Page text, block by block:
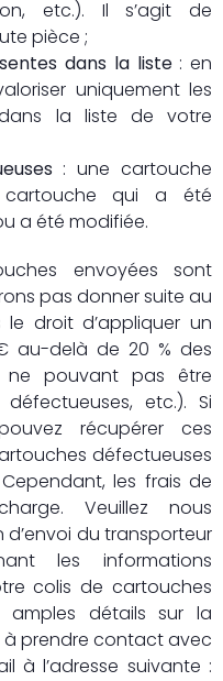
etc.). Il s’agit de
pièce ;
dans la liste: en
uniquement les
la liste de votre
: une cartouche
qui a été
a été modifiée.
envoyées sont
pas donner suite au
droit d’appliquer un
au-delà de 20 % des
ne pouvant pas être
etc.). Si
récupérer ces
défectueuses
les frais de
Veuillez nous
du transporteur
les informations
colis de cartouches
amples détails sur la
à prendre contact avec
à l’adresse suivante :